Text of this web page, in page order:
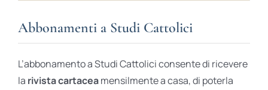
Ares Gold
Ares Digital
Abbonamenti a Studi Cattolici
L’abbonamento a Studi Cattolici consente di ricevere
la rivista cartaceamensilmente a casa, di poterla